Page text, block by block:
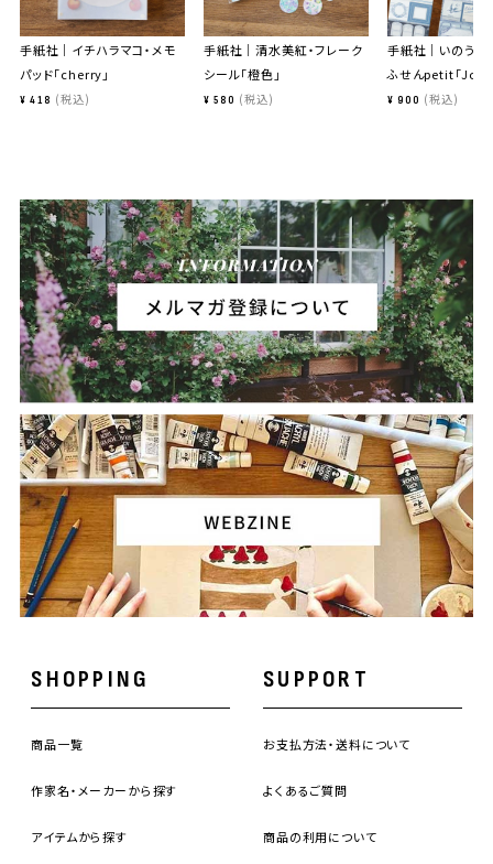
手紙社｜イチハラマコ・メモ
パッド「cherry」
¥ 418 税込
手紙社｜清水美紅・フレーク
シール「橙色」
¥ 580 税込
手紙社｜いのうえ
ふせんpetit「
¥ 900 税込
SHOPPING
商品一覧
作家名・メーカーから探す
アイテムから探す
SUPPORT
お支払方法・送料について
よくあるご質問
商品の利用について